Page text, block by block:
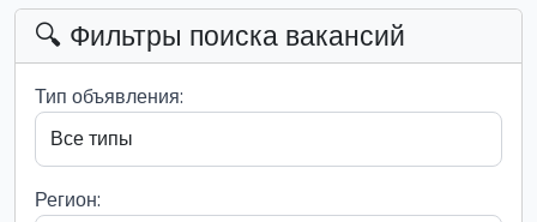
🔍 Фильтры поиска вакансий
Тип объявления:
Регион: